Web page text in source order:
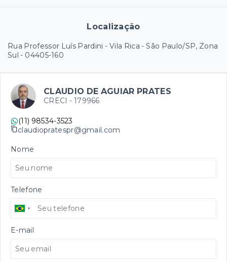
Localização
Rua Professor Luís Pardini - Vila Rica - São Paulo/SP, Zona
Sul - 04405-160
CLAUDIO DE AGUIAR PRATES
CRECI - 179966
(11) 98534-3523
claudiopratespr@gmail.com
Nome
Telefone
E-mail